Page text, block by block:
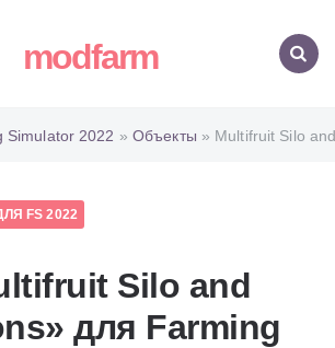
modfarm
Simulator 2022 » Объекты » Multifruit Silo
FS 2022
Silo and
для Farming